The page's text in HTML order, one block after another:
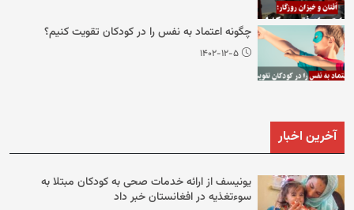
چگونه اعتماد به نفس را در کودکان تقویت کنیم؟
۱۴۰۲-۱۲-۵
آخرین اخبار
یونیسف از ارائه خدمات صحی به کودکان مبتلا به
سوءتغذیه در افغانستان خبر داد